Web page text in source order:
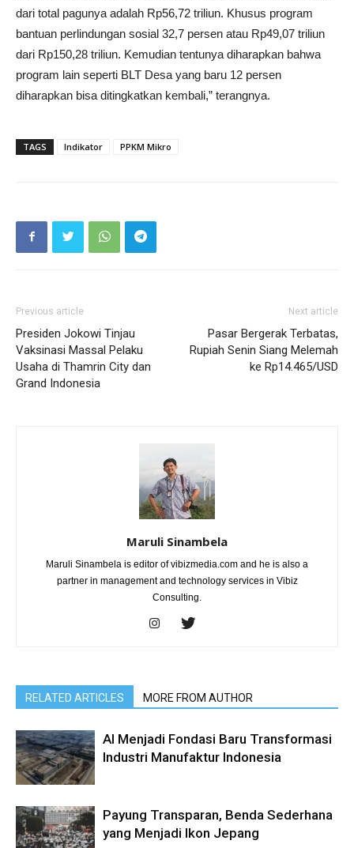
dari total pagunya adalah Rp56,72 triliun. Khusus program
bantuan perlindungan sosial 32,7 persen atau Rp49,07 triliun
dari Rp150,28 triliun. Kemudian tentunya diharapkan bahwa
program lain seperti BLT Desa yang baru 12 persen
diharapkan bisa ditingkatkan kembali,” terangnya.
TAGS Indikator PPKM Mikro
Previous article
Presiden Jokowi Tinjau
Vaksinasi Massal Pelaku
Usaha di Thamrin City dan
Grand Indonesia
Next article
Pasar Bergerak Terbatas,
Rupiah Senin Siang Melemah
ke Rp14.465/USD
Maruli Sinambela
Maruli Sinambela is editor of vibizmedia.com and he is also a
partner in management and technology services in Vibiz
Consulting.
RELATED ARTICLES MORE FROM AUTHOR
AI Menjadi Fondasi Baru Transformasi
Industri Manufaktur Indonesia
Payung Transparan, Benda Sederhana
yang Menjadi Ikon Jepang